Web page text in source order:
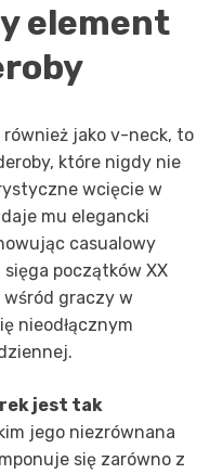
element
jako v-neck, to
które nigdy nie
wcięcie w
mu elegancki
casualowy
początków XX
wśród graczy w
nieodłącznym
jest tak
jego niezrównana
się zarówno z